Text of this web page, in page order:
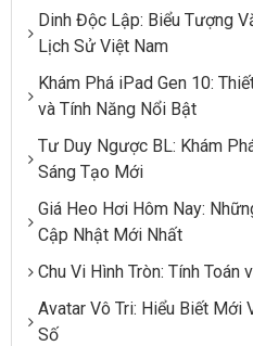
Dinh Độc Lập: Biểu Tượng
Lịch Sử Việt Nam
Khám Phá iPad Gen 10:
và Tính Năng Nổi Bật
Tư Duy Ngược BL: Khám
Sáng Tạo Mới
Giá Heo Hơi Hôm Nay:
Cập Nhật Mới Nhất
Chu Vi Hình Tròn: Tính Toán
Avatar Vô Tri: Hiểu Biết Mới
Số